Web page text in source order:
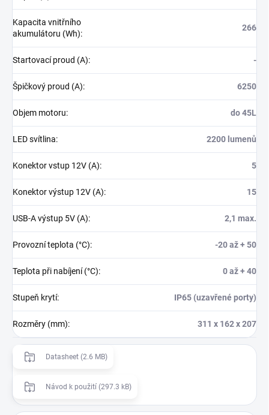
Kapacita vnitřního
akumulátoru (Wh):
266
Startovací proud (A): -
Špičkový proud (A): 6250
Objem motoru: do 45L
LED svítlina: 2200 lumenů
Konektor vstup 12V (A): 5
Konektor výstup 12V (A): 15
USB-A výstup 5V (A): 2,1 max.
Provozní teplota (°C): -20 až + 50
Teplota při nabíjení (°C): 0 až + 40
Stupeň krytí: IP65 (uzavřené porty)
Rozměry (mm): 311 x 162 x 207
Datasheet (2.6 MB)
Návod k použití (297.3 kB)